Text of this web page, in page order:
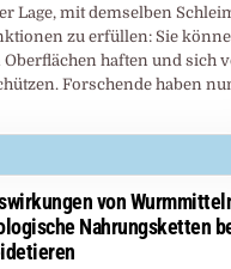
Lage, mit demselben
zu erfüllen: Sie
Oberflächen haften und sich
Forschende haben
von
Nahrungsketten